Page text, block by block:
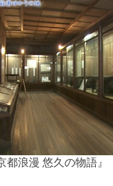
浪漫 悠久の物語』